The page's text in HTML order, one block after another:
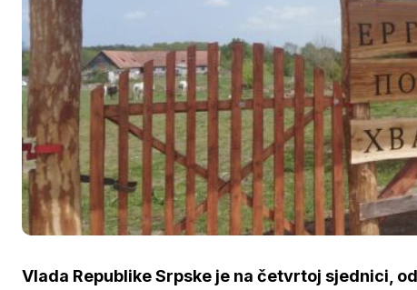
Vlada Republike Srpske je na četvrtoj sjednici,